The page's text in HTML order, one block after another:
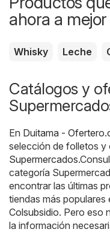
ahora a
Whisky Leche
Catálogos y
En Duitama -
selección de folletos y
Supermercados
categoría
encontrar las últimas
tiendas más
Colsubsidio. Pero eso
la información